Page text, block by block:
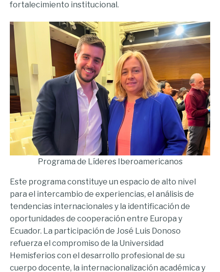
fortalecimiento institucional.
Programa de Líderes Iberoamericanos
Este programa constituye un espacio de alto nivel
para el intercambio de experiencias, el análisis de
tendencias internacionales y la identificación de
oportunidades de cooperación entre Europa y
Ecuador. La participación de José Luis Donoso
refuerza el compromiso de la Universidad
Hemisferios con el desarrollo profesional de su
cuerpo docente, la internacionalización académica y